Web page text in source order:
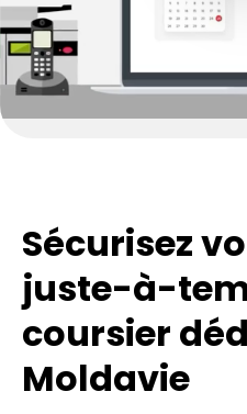
Sécurisez
juste-à-